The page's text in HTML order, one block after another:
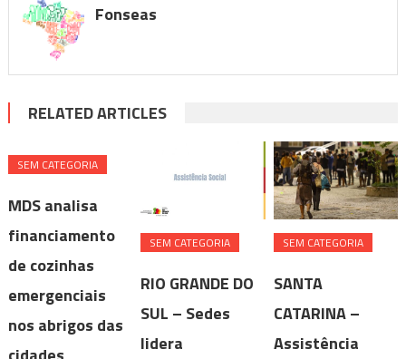
Fonseas
RELATED ARTICLES
SEM CATEGORIA
MDS analisa
financiamento
de cozinhas
emergenciais
nos abrigos das
SEM CATEGORIA
RIO GRANDE DO
SUL – Sedes
lidera
SEM CATEGORIA
SANTA
CATARINA –
Assistência